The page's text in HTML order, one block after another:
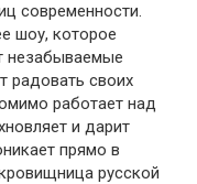
современности.
шоу, которое
незабываемые
радовать своих
работает над
и дарит
прямо в
русской